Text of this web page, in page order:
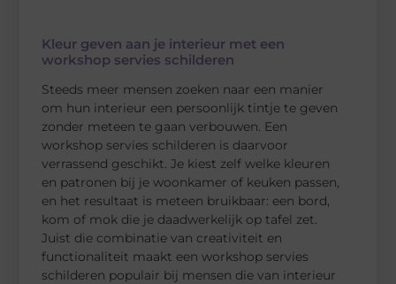
Kleur geven aan je interieur met een
workshop servies schilderen
Steeds meer mensen zoeken naar een manier
om hun interieur een persoonlijk tintje te geven
zonder meteen te gaan verbouwen. Een
workshop servies schilderen is daarvoor
verrassend geschikt. Je kiest zelf welke kleuren
en patronen bij je woonkamer of keuken passen,
en het resultaat is meteen bruikbaar: een bord,
kom of mok die je daadwerkelijk op tafel zet.
Juist die combinatie van creativiteit en
functionaliteit maakt een workshop servies
schilderen populair bij mensen die van interieur